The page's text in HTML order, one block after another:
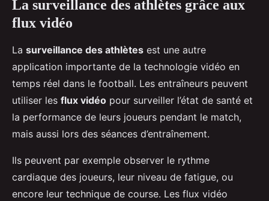
La surveillance des athlètes grâce aux
flux vidéo
La surveillance des athlètes est une autre
application importante de la technologie vidéo en
temps réel dans le football. Les entraîneurs peuvent
utiliser les flux vidéo pour surveiller l’état de santé et
la performance de leurs joueurs pendant le match,
mais aussi lors des séances d’entraînement.
Ils peuvent par exemple observer le rythme
cardiaque des joueurs, leur niveau de fatigue, ou
encore leur technique de course. Les flux vidéo